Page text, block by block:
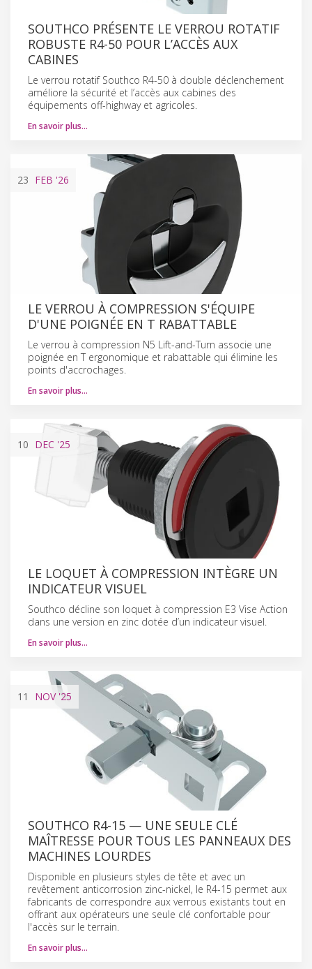
SOUTHCO PRÉSENTE LE VERROU ROTATIF
ROBUSTE R4-50 POUR L’ACCÈS AUX
CABINES
Le verrou rotatif Southco R4-50 à double déclenchement
améliore la sécurité et l’accès aux cabines des
équipements off-highway et agricoles.
En savoir plus…
23 FEB '26
LE VERROU À COMPRESSION S'ÉQUIPE
D'UNE POIGNÉE EN T RABATTABLE
Le verrou à compression N5 Lift-and-Turn associe une
poignée en T ergonomique et rabattable qui élimine les
points d'accrochages.
En savoir plus…
10 DEC '25
LE LOQUET À COMPRESSION INTÈGRE UN
INDICATEUR VISUEL
Southco décline son loquet à compression E3 Vise Action
dans une version en zinc dotée d’un indicateur visuel.
En savoir plus…
11 NOV'25
SOUTHCO R4-15 — UNE SEULE CLÉ
MAÎTRESSE POUR TOUS LES PANNEAUX DES
MACHINES LOURDES
Disponible en plusieurs styles de tête et avec un
revêtement anticorrosion zinc-nickel, le R4-15 permet aux
fabricants de correspondre aux verrous existants tout en
offrant aux opérateurs une seule clé confortable pour
l'accès sur le terrain.
En savoir plus…